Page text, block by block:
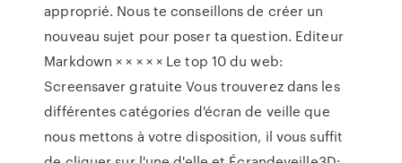
approprié. Nous te conseillons de créer un
nouveau sujet pour poser ta question. Editeur
Markdown × × × × × Le top 10 du web:
Screensaver gratuite Vous trouverez dans les
différentes catégories d'écran de veille que
nous mettons à votre disposition, il vous suffit